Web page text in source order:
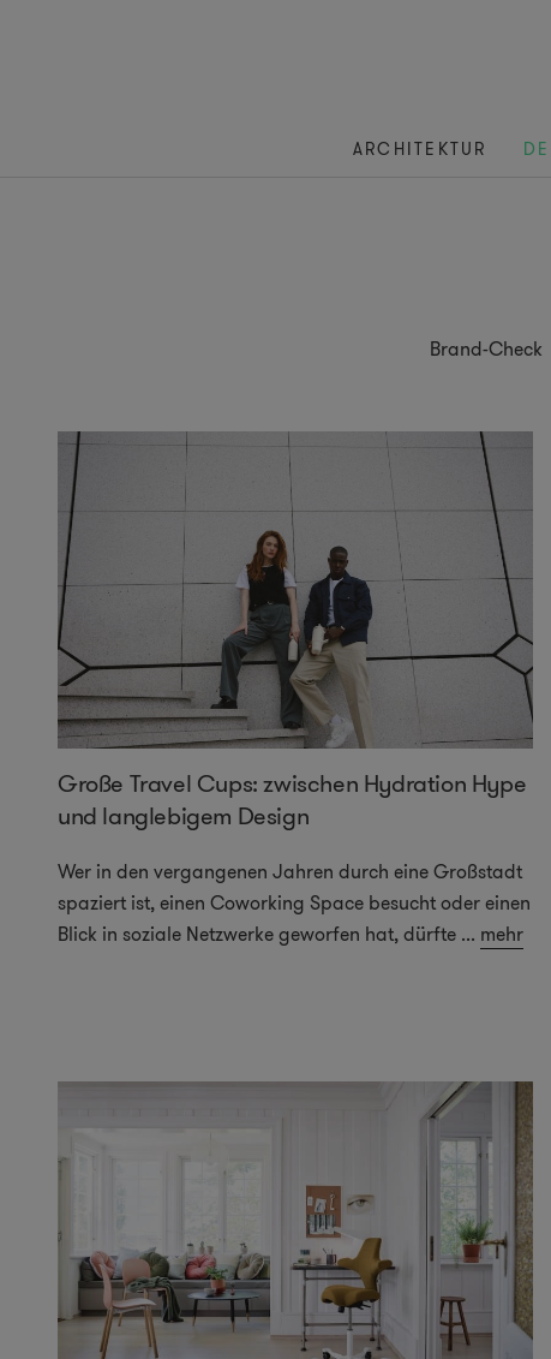
ARCHITEKTUR
Brand-Check
Große Travel Cups: zwischen Hydration Hype
und langlebigem Design
Wer in den vergangenen Jahren durch eine Großstadt
spaziert ist, einen Coworking Space besucht oder einen
Blick in soziale Netzwerke geworfen hat, dürfte ... mehr